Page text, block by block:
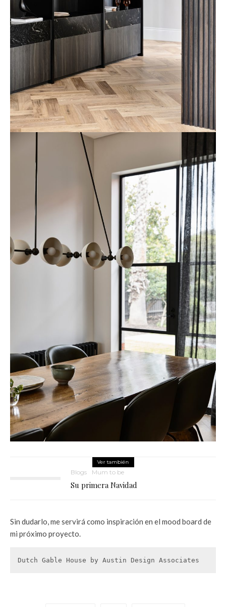
Ver también
Blogs Mum to be
Su primera Navidad
Sin dudarlo, me servirá como inspiración en el mood board de
mi próximo proyecto.
Dutch Gable House by Austin Design Associates